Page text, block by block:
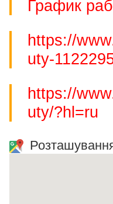
График
https://
uty-
https://
uty/?hl=ru